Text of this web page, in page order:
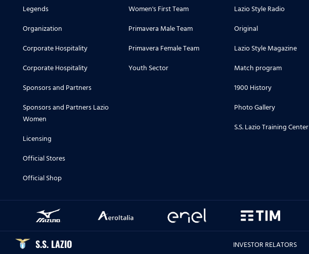
Legends
Organization
Corporate Hospitality
Corporate Hospitality
Sponsors and Partners
Sponsors and Partners Lazio
Women
Licensing
Official Stores
Official Shop
Women's First Team
Primavera Male Team
Primavera Female Team
Youth Sector
Lazio Style Radio
Original
Lazio Style Magazine
Match program
1900 History
Photo Gallery
S.S. Lazio Training Center
S.S. LAZIO INVESTOR RELATORS